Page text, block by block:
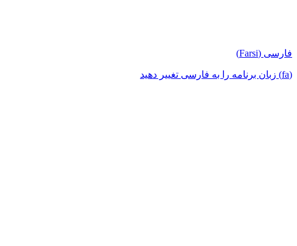
فارسی (Farsi)
(fa) زبان برنامه را به فارسی تغییر دهید